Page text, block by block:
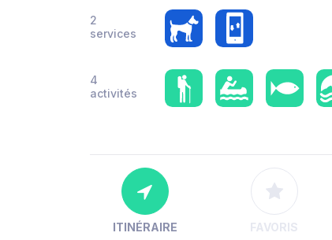
2
services
4
activités
ITINÉRAIRE FAVORIS